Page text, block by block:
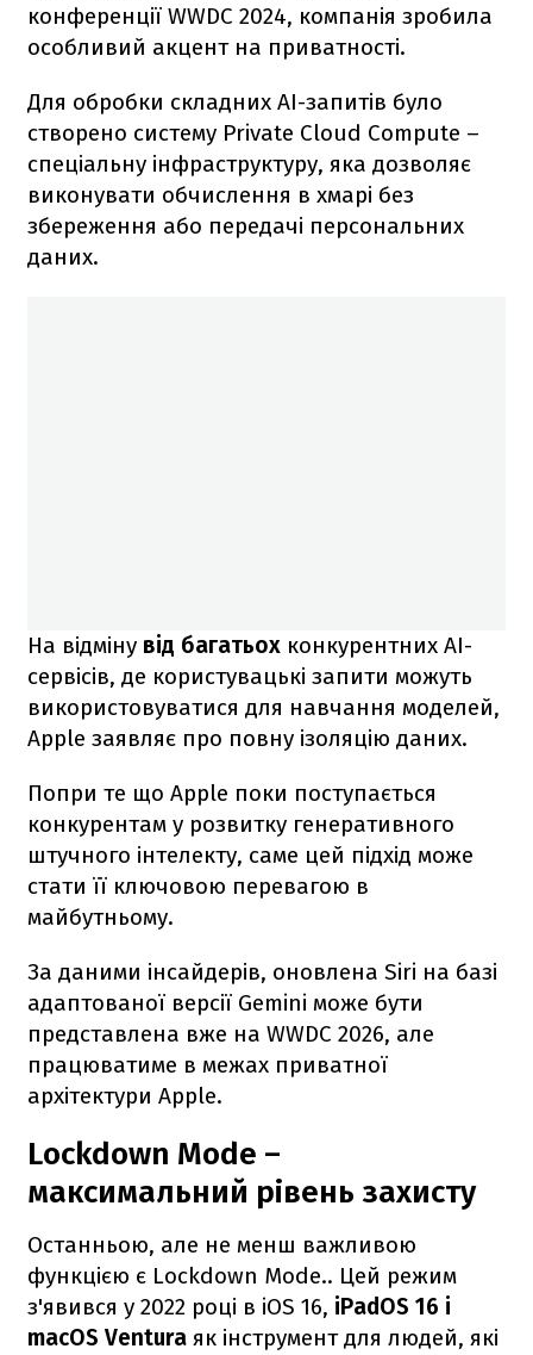
конференції WWDC 2024, компанія зробила
особливий акцент на приватності.
Для обробки складних AI-запитів було
створено систему Private Cloud Compute –
спеціальну інфраструктуру, яка дозволяє
виконувати обчислення в хмарі без
збереження або передачі персональних
даних.
На відміну від багатьох конкурентних AI-
сервісів, де користувацькі запити можуть
використовуватися для навчання моделей,
Apple заявляє про повну ізоляцію даних.
Попри те що Apple поки поступається
конкурентам у розвитку генеративного
штучного інтелекту, саме цей підхід може
стати її ключовою перевагою в
майбутньому.
За даними інсайдерів, оновлена Siri на базі
адаптованої версії Gemini може бути
представлена вже на WWDC 2026, але
працюватиме в межах приватної
архітектури Apple.
Lockdown Mode –
максимальний рівень захисту
Останньою, але не менш важливою
функцією є Lockdown Mode.. Цей режим
з'явився у 2022 році в iOS 16, iPadOS 16 і
macOS Ventura як інструмент для людей, які